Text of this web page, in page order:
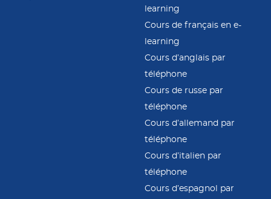
learning
Cours de français en e-
learning
Cours d’anglais par
téléphone
Cours de russe par
téléphone
Cours d’allemand par
téléphone
Cours d’italien par
téléphone
Cours d’espagnol par